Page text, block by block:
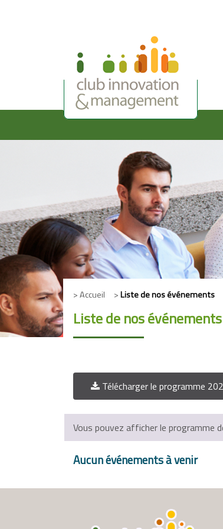
> Accueil >Liste de nos événements
Liste de nos événements
Télécharger le programme
Vous pouvez afficher le programme
Aucun événements à venir